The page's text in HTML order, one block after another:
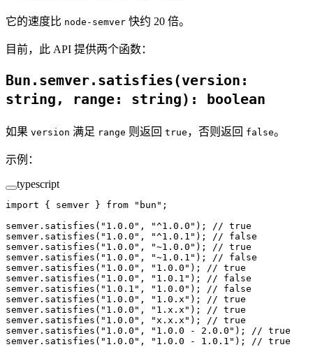
它的速度比 node-semver 快约 20 倍。
目前，此 API 提供两个函数：
Bun.semver.satisfies(version:
string, range: string): boolean
如果 version 满足 range 则返回 true ，否则返回 false。
示例：
typescript
import { semver } from "bun" ;
semver. satisfies ( "1.0.0" , "^1.0.0" );
// true
semver. satisfies ( "1.0.0" , "^1.0.1" );
// false
semver. satisfies ( "1.0.0" , "~1.0.0" );
// true
semver. satisfies ( "1.0.0" , "~1.0.1" );
// false
semver. satisfies ( "1.0.0" , "1.0.0" );
// true
semver. satisfies ( "1.0.0" , "1.0.1" );
// false
semver. satisfies ( "1.0.1" , "1.0.0" );
// false
semver. satisfies ( "1.0.0" , "1.0.x" );
// true
semver. satisfies ( "1.0.0" , "1.x.x" );
// true
semver. satisfies ( "1.0.0" , "x.x.x" );
// true
semver. satisfies ( "1.0.0" , "1.0.0 - 2.0.0" );
// true
semver. satisfies ( "1.0.0" , "1.0.0 - 1.0.1" ); // true